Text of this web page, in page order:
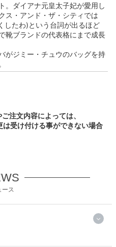
。ダイアナ元皇太子妃が愛用し
ス・アンド・ザ・シティでは
したわ)という台詞が出るほど
靴ブランドの代表格にまで成長
がジミー・チュウのバッグを持
注文内容によっては、
受け付ける事ができない場合
ース